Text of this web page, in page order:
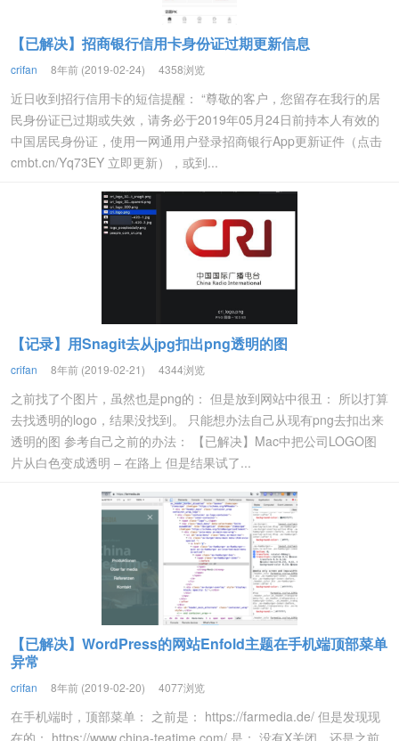
【已解决】招商银行信用卡身份证过期更新信息
crifan 8年前 (2019-02-24) 4358浏览
近日收到招行信用卡的短信提醒： “尊敬的客户，您留存在我行的居
民身份证已过期或失效，请务必于2019年05月24日前持本人有效的
中国居民身份证，使用一网通用户登录招商银行App更新证件（点击
cmbt.cn/Yq73EY 立即更新），或到...
【记录】用Snagit去从jpg扣出png透明的图
crifan 8年前 (2019-02-21) 4344浏览
之前找了个图片，虽然也是png的： 但是放到网站中很丑： 所以打算
去找透明的logo，结果没找到。 只能想办法自己从现有png去扣出来
透明的图 参考自己之前的办法： 【已解决】Mac中把公司LOGO图
片从白色变成透明 – 在路上 但是结果试了...
【已解决】WordPress的网站Enfold主题在手机端顶部菜单
异常
crifan 8年前 (2019-02-20) 4077浏览
在手机端时，顶部菜单： 之前是： https://farmedia.de/ 但是发现现
在的： https://www.china-teatime.com/ 是： 没有X关闭，还是之前